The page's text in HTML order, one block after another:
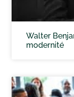
Walter
modernité